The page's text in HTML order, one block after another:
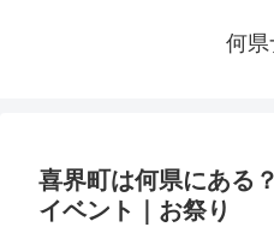
何県
喜界町は何県にある
イベント｜お祭り